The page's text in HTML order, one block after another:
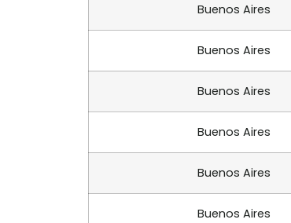
Buenos Aires
Buenos Aires
Buenos Aires
Buenos Aires
Buenos Aires
Buenos Aires